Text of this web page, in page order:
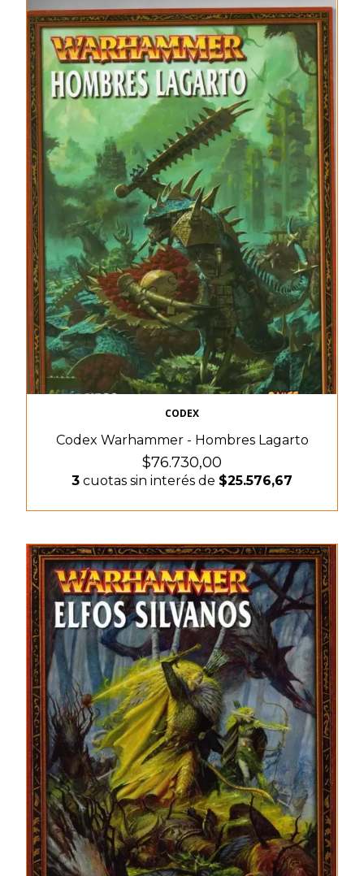
CODEX
Codex Warhammer - Hombres Lagarto
$76.730,00
3 cuotas sin interés de $25.576,67